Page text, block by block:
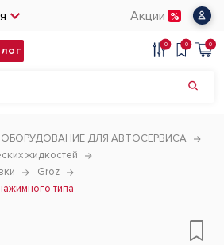
Акции
0 0 0
ОБОРУДОВАНИЕ ДЛЯ АВТОСЕРВИСА
жидкостей
Groz
типа